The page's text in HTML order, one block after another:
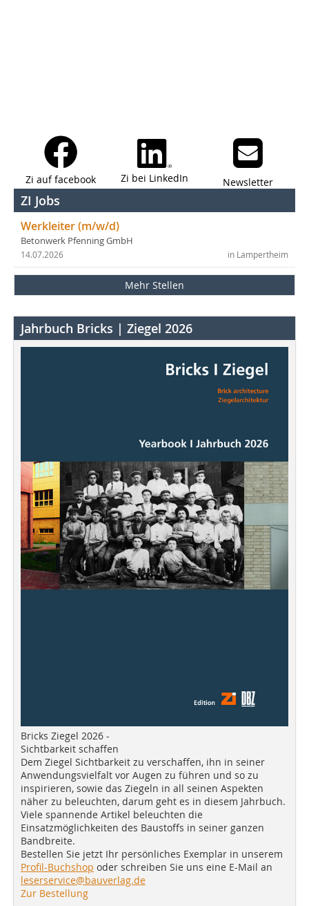
Zi auf facebook Zi bei LinkedIn Newsletter
ZI Jobs
Werkleiter (m/w/d)
Betonwerk Pfenning GmbH
in Lampertheim
14.07.2026
Mehr Stellen
Jahrbuch Bricks | Ziegel 2026
Bricks Ziegel 2026 -
Sichtbarkeit schaffen
Dem Ziegel Sichtbarkeit zu verschaffen, ihn in seiner
Anwendungsvielfalt vor Augen zu führen und so zu
inspirieren, sowie das Ziegeln in all seinen Aspekten
näher zu beleuchten, darum geht es in diesem Jahrbuch.
Viele spannende Artikel beleuchten die
Einsatzmöglichkeiten des Baustoffs in seiner ganzen
Bandbreite.
Bestellen Sie jetzt Ihr persönliches Exemplar in unserem
Profil-Buchshop oder schreiben Sie uns eine E-Mail an
leserservice@bauverlag.de
Zur Bestellung